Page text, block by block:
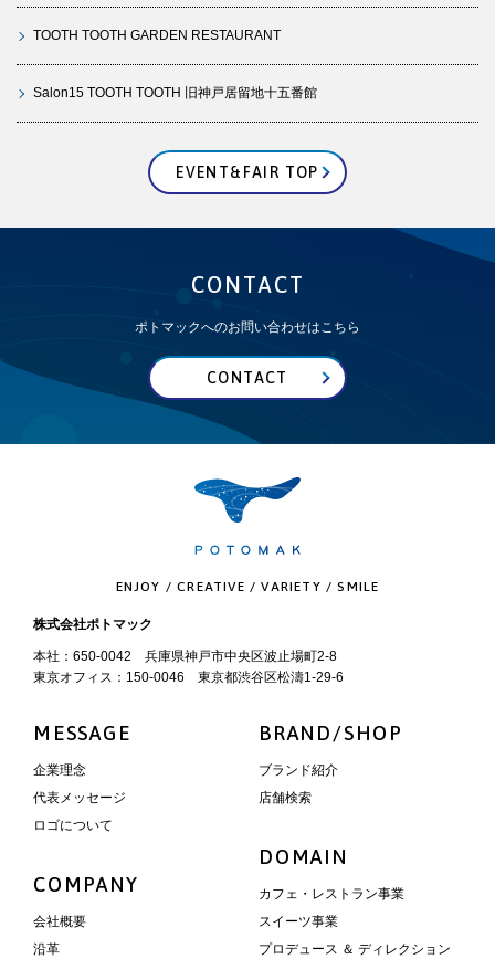
TOOTH TOOTH GARDEN RESTAURANT
Salon15 TOOTH TOOTH 旧神戸居留地十五番館
EVENT&FAIR TOP
CONTACT
ポトマックへのお問い合わせはこちら
CONTACT
ENJOY / CREATIVE / VARIETY / SMILE
株式会社ポトマック
本社：650-0042 兵庫県神戸市中央区波止場町2-8
東京オフィス：150-0046 東京都渋谷区松濤1-29-6
MESSAGE
企業理念
代表メッセージ
ロゴについて
COMPANY
会社概要
沿革
BRAND/SHOP
ブランド紹介
店舗検索
DOMAIN
カフェ・レストラン事業
スイーツ事業
プロデュース ＆ ディレクション